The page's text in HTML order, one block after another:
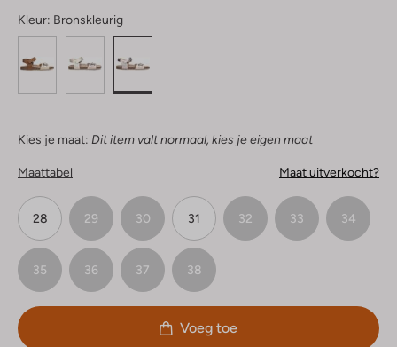
Kleur: Bronskleurig
Kies je maat: Dit item valt normaal, kies je eigen maat
Maattabel Maat uitverkocht?
28 29 30 31 32 33 34
35 36 37 38
Voeg toe